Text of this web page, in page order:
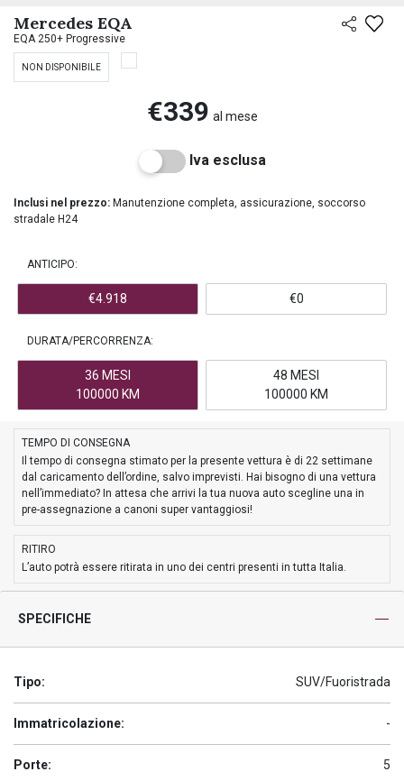
Mercedes EQA
EQA 250+ Progressive
NON DISPONIBILE
€339 al mese
Iva esclusa
Inclusi nel prezzo: Manutenzione completa, assicurazione, soccorso
stradale H24
ANTICIPO:
€4.918 €0
DURATA/PERCORRENZA:
36 MESI
100000 KM
48 MESI
100000 KM
TEMPO DI CONSEGNA
Il tempo di consegna stimato per la presente vettura è di 22 settimane
dal caricamento dell’ordine, salvo imprevisti. Hai bisogno di una vettura
nell’immediato? In attesa che arrivi la tua nuova auto scegline una in
pre-assegnazione a canoni super vantaggiosi!
RITIRO
L’auto potrà essere ritirata in uno dei centri presenti in tutta Italia.
SPECIFICHE
Tipo: SUV/Fuoristrada
Immatricolazione: -
Porte: 5